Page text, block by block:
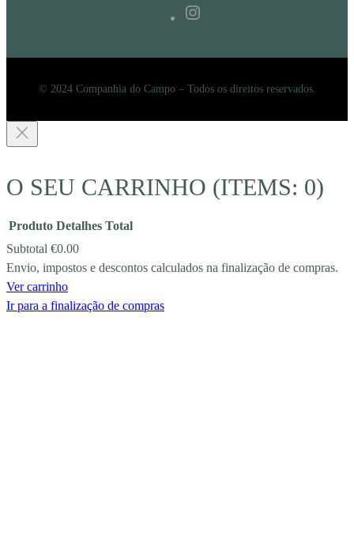
© 2024 Companhia do Campo – Todos os direitos reservados.
O SEU CARRINHO (ITEMS: 0)
PRODUCTS
IN
Produto Detalhes Total
Subtotal €0.00
Envio, impostos e descontos calculados na finalização de compras.
Ver carrinho
Ir para a finalização de compras